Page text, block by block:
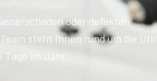
oder defekten
steht Ihnen rund um die Uhr
Tage im Jahr.